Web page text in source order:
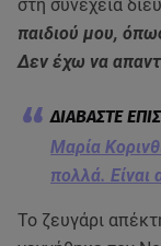
στη συνέχεια
παιδιού μου,
Δεν έχω να
Μαρία
πολλά. Είναι
Το ζευγάρι